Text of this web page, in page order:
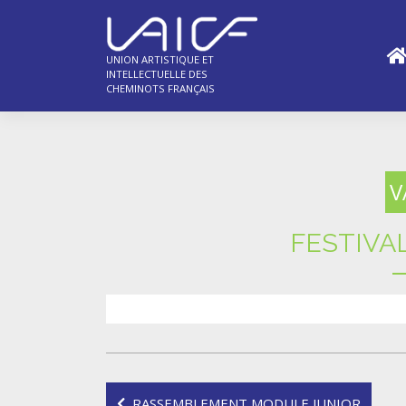
UNION ARTISTIQUE ET
INTELLECTUELLE DES
CHEMINOTS FRANÇAIS
Navigation